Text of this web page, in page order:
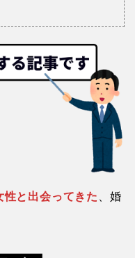
と出会ってきた
、婚